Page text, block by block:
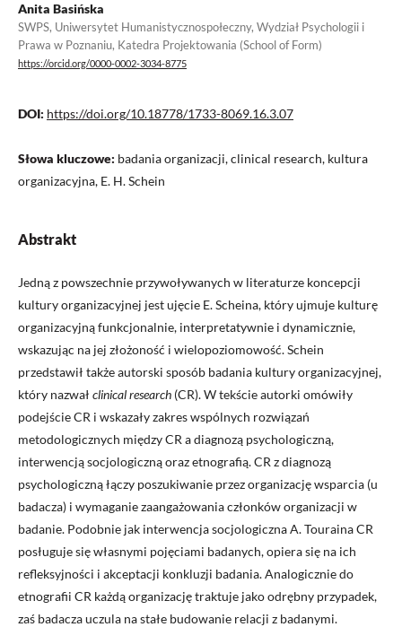
Anita Basińska
SWPS, Uniwersytet Humanistycznospołeczny, Wydział Psychologii i
Prawa w Poznaniu, Katedra Projektowania (School of Form)
https://orcid.org/0000-0002-3034-8775
DOI: https://doi.org/10.18778/1733-8069.16.3.07
Słowa kluczowe: badania organizacji, clinical research, kultura
organizacyjna, E. H. Schein
Abstrakt
Jedną z powszechnie przywoływanych w literaturze koncepcji
kultury organizacyjnej jest ujęcie E. Scheina, który ujmuje kulturę
organizacyjną funkcjonalnie, interpretatywnie i dynamicznie,
wskazując na jej złożoność i wielopoziomowość. Schein
przedstawił także autorski sposób badania kultury organizacyjnej,
który nazwał clinical research (CR). W tekście autorki omówiły
podejście CR i wskazały zakres wspólnych rozwiązań
metodologicznych między CR a diagnozą psychologiczną,
interwencją socjologiczną oraz etnografią. CR z diagnozą
psychologiczną łączy poszukiwanie przez organizację wsparcia (u
badacza) i wymaganie zaangażowania członków organizacji w
badanie. Podobnie jak interwencja socjologiczna A. Touraina CR
posługuje się własnymi pojęciami badanych, opiera się na ich
refleksyjności i akceptacji konkluzji badania. Analogicznie do
etnografii CR każdą organizację traktuje jako odrębny przypadek,
zaś badacza uczula na stałe budowanie relacji z badanymi.